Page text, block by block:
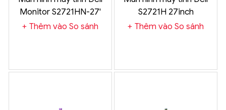
Monitor S2721HN-27'
Thêm vào So sánh
S2721H 27inch
Thêm vào So sánh